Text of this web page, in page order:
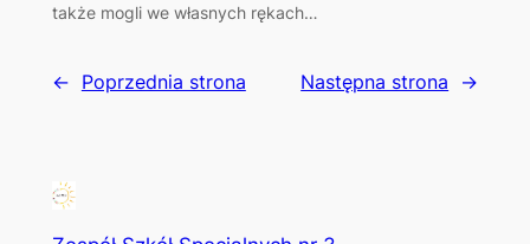
także mogli we własnych rękach…
← Poprzednia strona Następna strona →